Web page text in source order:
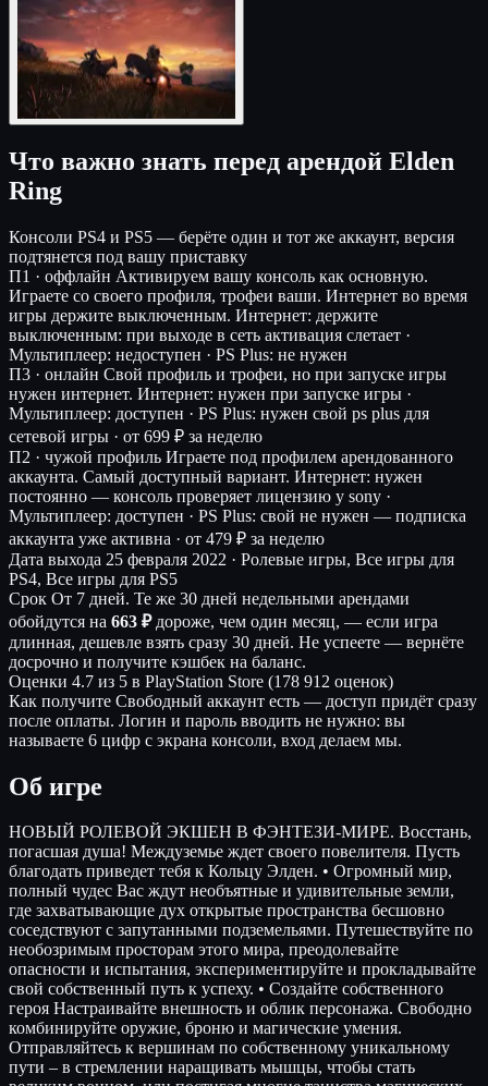
Что важно знать перед арендой Elden
Ring
Консоли PS4 и PS5 — берёте один и тот же аккаунт, версия
подтянется под вашу приставку
П1 · оффлайн Активируем вашу консоль как основную.
Играете со своего профиля, трофеи ваши. Интернет во время
игры держите выключенным. Интернет: держите
выключенным: при выходе в сеть активация слетает ·
Мультиплеер: недоступен · PS Plus: не нужен
П3 · онлайн Свой профиль и трофеи, но при запуске игры
нужен интернет. Интернет: нужен при запуске игры ·
Мультиплеер: доступен · PS Plus: нужен свой ps plus для
сетевой игры · от 699 ₽ за неделю
П2 · чужой профиль Играете под профилем арендованного
аккаунта. Самый доступный вариант. Интернет: нужен
постоянно — консоль проверяет лицензию у sony ·
Мультиплеер: доступен · PS Plus: свой не нужен — подписка
аккаунта уже активна · от 479 ₽ за неделю
Дата выхода 25 февраля 2022 · Ролевые игры, Все игры для
PS4, Все игры для PS5
Срок От 7 дней. Те же 30 дней недельными арендами
обойдутся на 663 ₽дороже, чем один месяц, — если игра
длинная, дешевле взять сразу 30 дней. Не успеете — вернёте
досрочно и получите кэшбек на баланс.
Оценки 4.7 из 5 в PlayStation Store (178 912 оценок)
Как получите Свободный аккаунт есть — доступ придёт сразу
после оплаты. Логин и пароль вводить не нужно: вы
называете 6 цифр с экрана консоли, вход делаем мы.
Об игре
НОВЫЙ РОЛЕВОЙ ЭКШЕН В ФЭНТЕЗИ-МИРЕ. Восстань,
погасшая душа! Междуземье ждет своего повелителя. Пусть
благодать приведет тебя к Кольцу Элден. • Огромный мир,
полный чудес Вас ждут необъятные и удивительные земли,
где захватывающие дух открытые пространства бесшовно
соседствуют с запутанными подземельями. Путешествуйте по
необозримым просторам этого мира, преодолевайте
опасности и испытания, экспериментируйте и прокладывайте
свой собственный путь к успеху. • Создайте собственного
героя Настраивайте внешность и облик персонажа. Свободно
комбинируйте оружие, броню и магические умения.
Отправляйтесь к вершинам по собственному уникальному
пути – в стремлении наращивать мышцы, чтобы стать